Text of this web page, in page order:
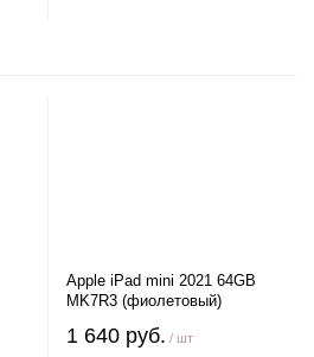
Apple iPad mini 2021 64GB
MK7R3 (фиолетовый)
1 640 руб. / шт